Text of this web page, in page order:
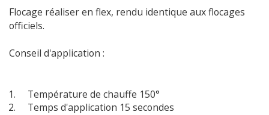
Flocage réaliser en flex, rendu identique aux flocages
officiels.
Conseil d'application :
Température de chauffe 150°
Temps d'application 15 secondes